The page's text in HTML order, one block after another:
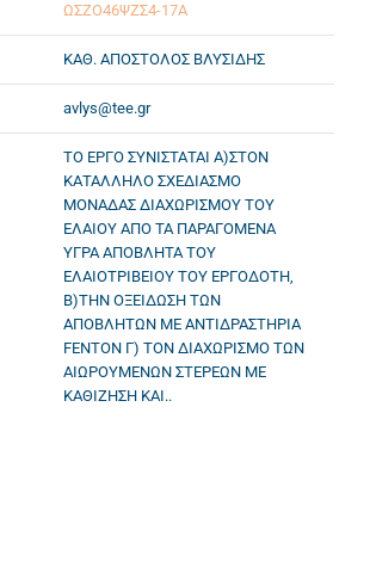
ΩΣΖΟ46ΨΖΣ4-17Α
ΚΑΘ. ΑΠΟΣΤΟΛΟΣ ΒΛΥΣΙΔΗΣ
avlys@tee.gr
ΤΟ ΕΡΓΟ ΣΥΝΙΣΤΑΤΑΙ Α)ΣΤΟΝ
ΚΑΤΑΛΛΗΛΟ ΣΧΕΔΙΑΣΜΟ
ΜΟΝΑΔΑΣ ΔΙΑΧΩΡΙΣΜΟΥ ΤΟΥ
ΕΛΑΙΟΥ ΑΠΟ ΤΑ ΠΑΡΑΓΟΜΕΝΑ
ΥΓΡΑ ΑΠΟΒΛΗΤΑ ΤΟΥ
ΕΛΑΙΟΤΡΙΒΕΙΟΥ ΤΟΥ ΕΡΓΟΔΟΤΗ,
Β)ΤΗΝ ΟΞΕΙΔΩΣΗ ΤΩΝ
ΑΠΟΒΛΗΤΩΝ ΜΕ ΑΝΤΙΔΡΑΣΤΗΡΙΑ
FENTON Γ) ΤΟΝ ΔΙΑΧΩΡΙΣΜΟ ΤΩΝ
ΑΙΩΡΟΥΜΕΝΩΝ ΣΤΕΡΕΩΝ ΜΕ
ΚΑΘΙΖΗΣΗ ΚΑΙ..